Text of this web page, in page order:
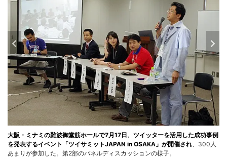
大阪・ミナミの難波御堂筋ホールで7月17日、ツイッターを活用した成功事例
を発表するイベント「ツイサミットJAPAN in OSAKA」が開催され 、300人
あまりが参加した。第2部のパネルディスカッションの様子。